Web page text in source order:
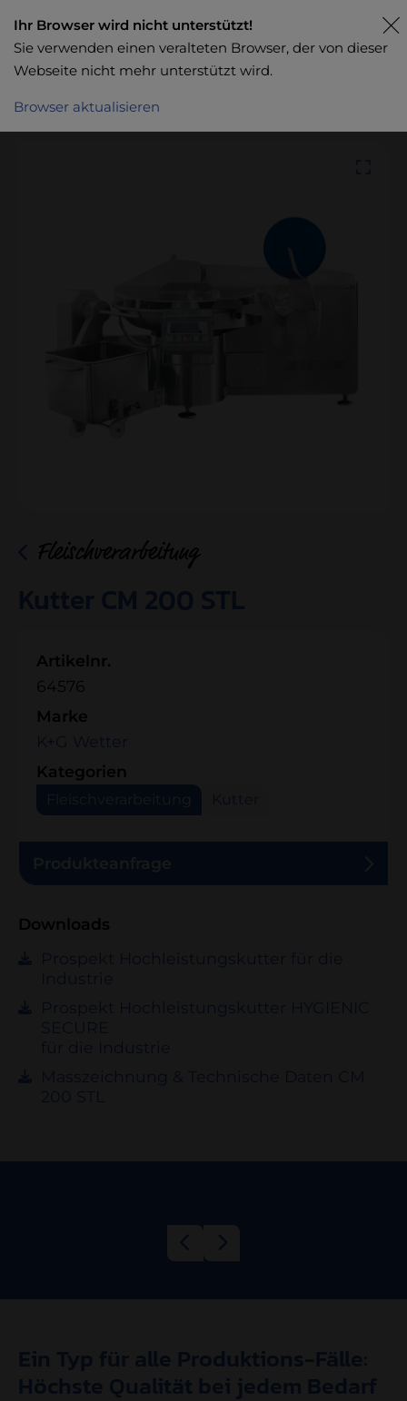
Fleischverarbeitung
Artikelnr.
64576
Marke
Kategorien
Downloads
Ihr Browser wird nicht unterstützt!
Sie verwenden einen veralteten Browser, der von dieser
Webseite nicht mehr unterstützt wird.
Browser aktualisieren